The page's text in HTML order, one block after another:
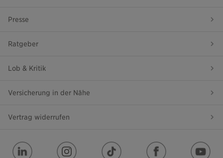
Presse
Ratgeber
Lob & Kritik
Versicherung in der Nähe
Vertrag widerrufen